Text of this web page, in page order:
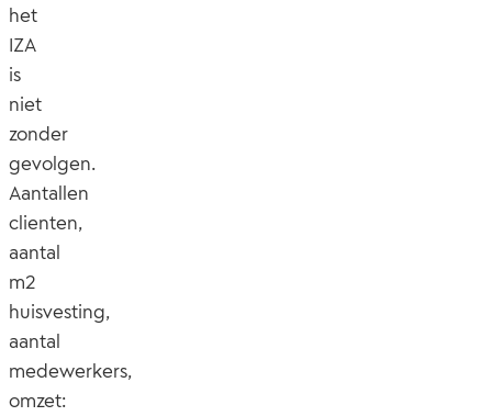
het
IZA
is
niet
zonder
gevolgen.
Aantallen
clienten,
aantal
m2
huisvesting,
aantal
medewerkers,
omzet: